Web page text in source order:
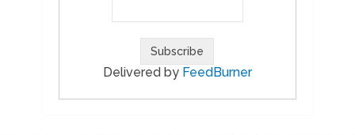
Delivered by FeedBurner